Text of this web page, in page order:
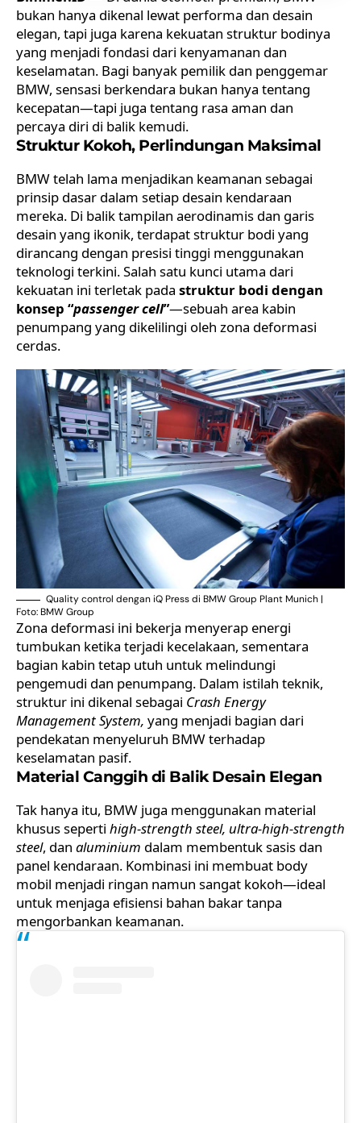
bukan hanya dikenal lewat performa dan desain
elegan, tapi juga karena kekuatan struktur bodinya
yang menjadi fondasi dari kenyamanan dan
keselamatan. Bagi banyak pemilik dan penggemar
BMW, sensasi berkendara bukan hanya tentang
kecepatan—tapi juga tentang rasa aman dan
percaya diri di balik kemudi.
Struktur Kokoh, Perlindungan Maksimal
BMW telah lama menjadikan keamanan sebagai
prinsip dasar dalam setiap desain kendaraan
mereka. Di balik tampilan aerodinamis dan garis
desain yang ikonik, terdapat struktur bodi yang
dirancang dengan presisi tinggi menggunakan
teknologi terkini. Salah satu kunci utama dari
kekuatan ini terletak pada struktur bodi dengan
konsep “passenger cell”—sebuah area kabin
penumpang yang dikelilingi oleh zona deformasi
cerdas.
Quality control dengan iQ Press di BMW Group Plant Munich |
Foto: BMW Group
Zona deformasi ini bekerja menyerap energi
tumbukan ketika terjadi kecelakaan, sementara
bagian kabin tetap utuh untuk melindungi
pengemudi dan penumpang. Dalam istilah teknik,
struktur ini dikenal sebagai Crash Energy
ManagementSystem, yang menjadi bagian dari
pendekatan menyeluruh BMW terhadap
keselamatan pasif.
Material Canggih di Balik Desain Elegan
Tak hanya itu, BMW juga menggunakan material
khusus seperti high-strength steel, ultra-high-strength
steel, dan aluminium dalam membentuk sasis dan
panel kendaraan. Kombinasi ini membuat body
mobil menjadi ringan namun sangat kokoh—ideal
untuk menjaga efisiensi bahan bakar tanpa
mengorbankan keamanan.